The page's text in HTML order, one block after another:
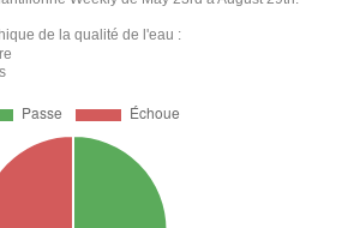
de la qualité de l'eau :